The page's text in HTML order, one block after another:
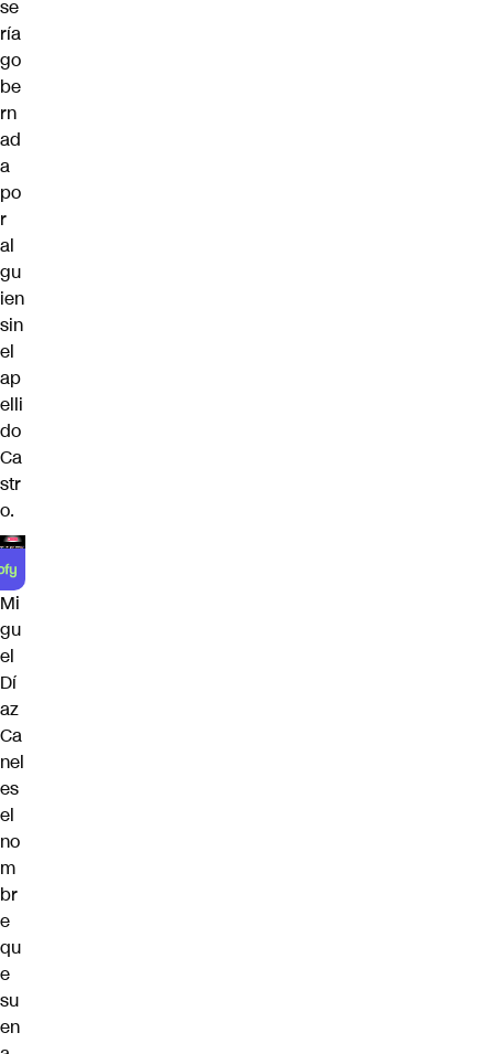
se
ría
go
be
rn
ad
a
po
r
al
gu
ien
sin
el
ap
elli
do
Ca
str
o.
Mi
gu
el
Dí
az
Ca
nel
es
el
no
m
br
e
qu
e
su
en